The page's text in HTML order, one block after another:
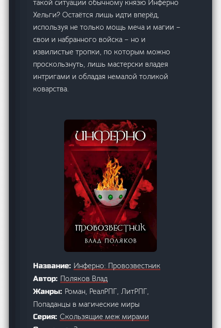
такой ситуации обычному князю Инферно
Хельги? Остаётся лишь идти вперёд,
используя не только мощь меча и магии –
свои и набранного войска – но и
извилистые тропки, по которым можно
проскользнуть, лишь мастерски владея
интригами и обладая немалой толикой
коварства.
Название: Инферно: Провозвестник
Автор: Поляков Влад
Жанры: Роман, РеалРПГ, ЛитРПГ,
Попаданцы в магические миры
Серия:Скользящие меж мирами